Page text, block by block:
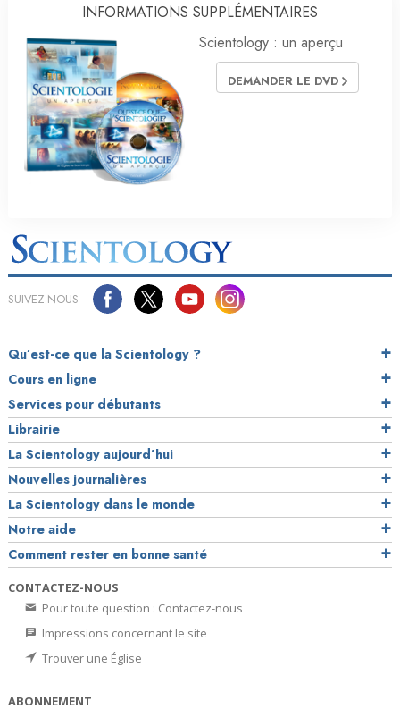
INFORMATIONS SUPPLÉMENTAIRES
Scientology : un aperçu
DEMANDER LE DVD
SUIVEZ-NOUS
Qu’est-ce que la Scientology ?
Cours en ligne
Services pour débutants
Librairie
La Scientology aujourd’hui
Nouvelles journalières
La Scientology dans le monde
Notre aide
Comment rester en bonne santé
CONTACTEZ-NOUS
Pour toute question : Contactez-nous
Impressions concernant le site
Trouver une Église
ABONNEMENT